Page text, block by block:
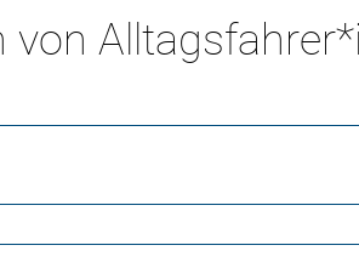
von